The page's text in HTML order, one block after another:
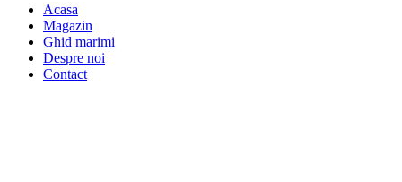
Acasa
Magazin
Ghid marimi
Despre noi
Contact